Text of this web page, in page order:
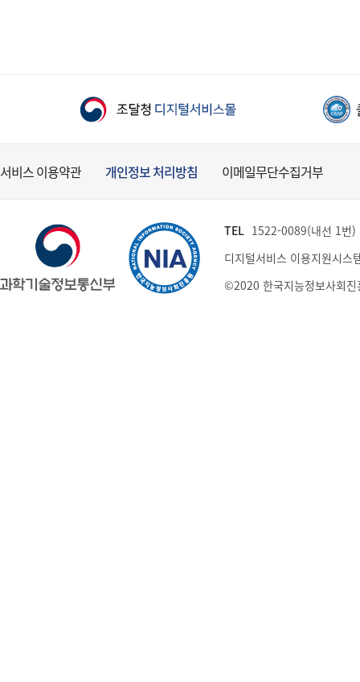
서비스 이용약관 개인정보 처리방침 이메일무단수집거부
TEL 1522-0089(내선 1번
디지털서비스 이용지원시스
©2020 한국지능정보사회진